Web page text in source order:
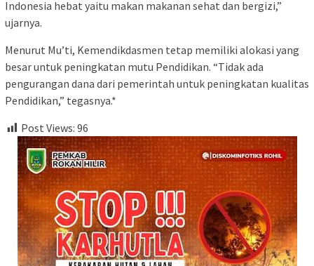
Indonesia hebat yaitu makan makanan sehat dan bergizi,”
ujarnya.
Menurut Mu’ti, Kemendikdasmen tetap memiliki alokasi yang
besar untuk peningkatan mutu Pendidikan. “Tidak ada
pengurangan dana dari pemerintah untuk peningkatan kualitas
Pendidikan,” tegasnya.*
Post Views: 96